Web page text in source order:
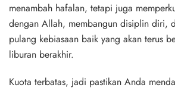
menambah hafalan, tetapi juga
dengan Allah, membangun disiplin diri,
pulang kebiasaan baik yang akan terus
liburan berakhir.
Kuota terbatas, jadi pastikan Anda